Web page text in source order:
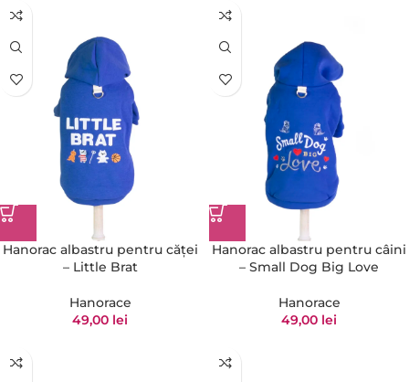
Hanorac albastru pentru căței
– Little Brat
Hanorace
49,00 lei
Hanorac albastru pentru câini
– Small Dog Big Love
Hanorace
49,00 lei